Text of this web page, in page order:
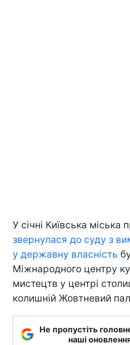
У січні Київська міська
звернулася до суду з
у державну власність
Міжнародного центру
мистецтв у центрі
колишній Жовтневий
Не пропустіть
наші